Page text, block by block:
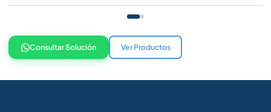
Consultar Solución Ver Productos